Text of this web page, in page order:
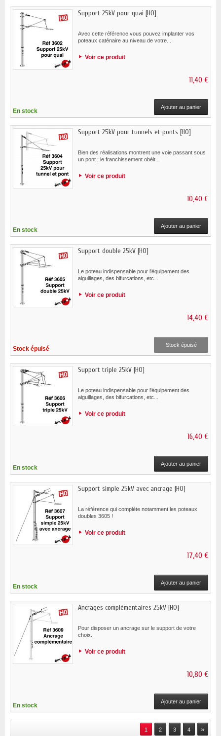
Support 25kV pour quai [HO]
Avec cette référence vous pouvez implanter vos
poteaux caténaire au niveau de votre...
Voir ce produit
11,40 €
En stock
Ajouter au panier
Support 25kV pour tunnels et ponts [HO]
Bien des réalisations montrent une voie passant sous
un pont ; le franchissement obéit...
Voir ce produit
10,40 €
En stock
Ajouter au panier
Support double 25kV [HO]
Le poteau indispensable pour l'équipement des
aiguillages, des bifurcations, etc...
Voir ce produit
14,40 €
Stock épuisé
Stock épuisé
Support triple 25kV [HO]
Le poteau indispensable pour l'équipement des
aiguillages, des bifurcations, etc...
Voir ce produit
16,40 €
En stock
Ajouter au panier
Support simple 25kV avec ancrage [HO]
La référence qui complète notamment les poteaux
doubles 3605 !
Voir ce produit
17,40 €
En stock
Ajouter au panier
Ancrages complémentaires 25kV [HO]
Pour disposer un ancrage sur le support de votre
choix.
Voir ce produit
10,80 €
En stock
Ajouter au panier
1 2 3 4 »